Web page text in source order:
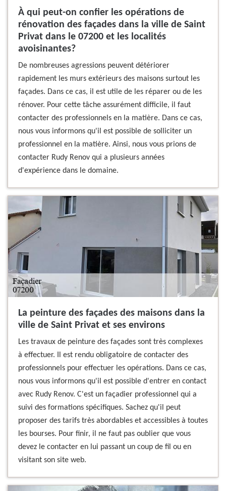
À qui peut-on confier les opérations de
rénovation des façades dans la ville de Saint
Privat dans le 07200 et les localités
avoisinantes?
De nombreuses agressions peuvent détériorer
rapidement les murs extérieurs des maisons surtout les
façades. Dans ce cas, il est utile de les réparer ou de les
rénover. Pour cette tâche assurément difficile, il faut
contacter des professionnels en la matière. Dans ce cas,
nous vous informons qu'il est possible de solliciter un
professionnel en la matière. Ainsi, nous vous prions de
contacter Rudy Renov qui a plusieurs années
d'expérience dans le domaine.
La peinture des façades des maisons dans la
ville de Saint Privat et ses environs
Les travaux de peinture des façades sont très complexes
à effectuer. Il est rendu obligatoire de contacter des
professionnels pour effectuer les opérations. Dans ce cas,
nous vous informons qu'il est possible d'entrer en contact
avec Rudy Renov. C'est un façadier professionnel qui a
suivi des formations spécifiques. Sachez qu'il peut
proposer des tarifs très abordables et accessibles à toutes
les bourses. Pour finir, il ne faut pas oublier que vous
devez le contacter en lui passant un coup de fil ou en
visitant son site web.